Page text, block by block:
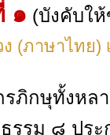
๑ (บังคับใ
(ภาษาไทย)
ภิกษุทั้งหล
รรม ๘ ปร